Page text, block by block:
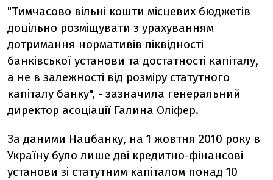
"Тимчасово вільні кошти місцевих бюджетів
доцільно розміщувати з урахуванням
дотримання нормативів ліквідності
банківської установи та достатності капіталу,
а не в залежності від розміру статутного
капіталу банку", - зазначила генеральний
директор асоціації Галина Оліфер.
За даними Нацбанку, на 1 жовтня 2010 року в
Україну було лише дві кредитно-фінансові
установи зі статутним капіталом понад 10